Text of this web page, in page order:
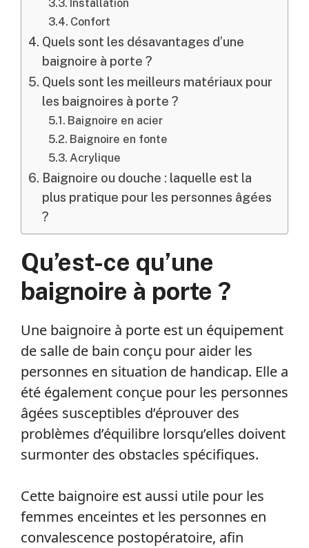
Installation
Confort
Quels sont les désavantages d’une
baignoire à porte ?
Quels sont les meilleurs matériaux pour
les baignoires à porte ?
Baignoire en acier
Baignoire en fonte
Acrylique
Baignoire ou douche : laquelle est la
plus pratique pour les personnes âgées
?
Qu’est-ce qu’une
baignoire à porte ?
Une baignoire à porte est un équipement
de salle de bain conçu pour aider les
personnes en situation de handicap. Elle a
été également conçue pour les personnes
âgées susceptibles d’éprouver des
problèmes d’équilibre lorsqu’elles doivent
surmonter des obstacles spécifiques.
Cette baignoire est aussi utile pour les
femmes enceintes et les personnes en
convalescence postopératoire, afin